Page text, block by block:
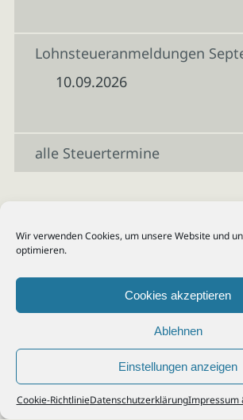
Wir verwenden Cookies, um unsere Website und
optimieren.
Cookies akzeptieren
Ablehnen
Einstellungen anzeigen
Cookie-RichtlinieDatenschutzerklärungImpressum
Lohnsteueranmeldungen
10.09.2026
alle Steuertermine
© 2026Steuerberater Kempf, Köln - Steuerberatung